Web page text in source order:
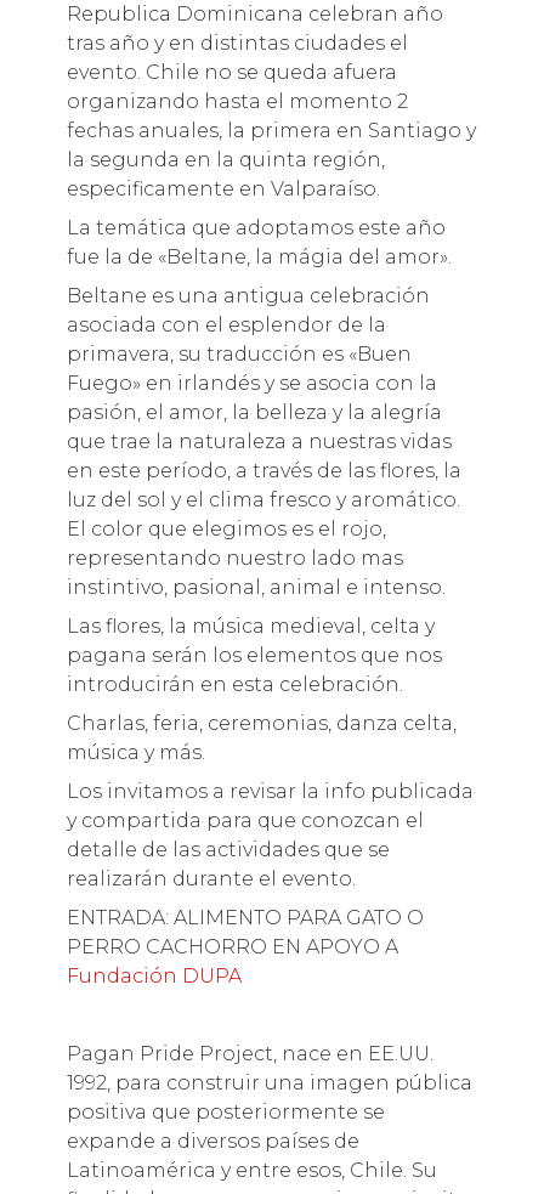
Republica Dominicana celebran año
tras año y en distintas ciudades el
evento. Chile no se queda afuera
organizando hasta el momento 2
fechas anuales, la primera en Santiago y
la segunda en la quinta región,
especificamente en Valparaíso.
La temática que adoptamos este año
fue la de «Beltane, la mágia del amor».
Beltane es una antigua celebración
asociada con el esplendor de la
primavera, su traducción es «Buen
Fuego» en irlandés y se asocia con la
pasión, el amor, la belleza y la alegría
que trae la naturaleza a nuestras vidas
en este período, a través de las flores, la
luz del sol y el clima fresco y aromático.
El color que elegimos es el rojo,
representando nuestro lado mas
instintivo, pasional, animal e intenso.
Las flores, la música medieval, celta y
pagana serán los elementos que nos
introducirán en esta celebración.
Charlas, feria, ceremonias, danza celta,
música y más.
Los invitamos a revisar la info publicada
y compartida para que conozcan el
detalle de las actividades que se
realizarán durante el evento.
ENTRADA: ALIMENTO PARA GATO O
PERRO CACHORRO EN APOYO A
Fundación DUPA
Pagan Pride Project, nace en EE.UU.
1992, para construir una imagen pública
positiva que posteriormente se
expande a diversos países de
Latinoamérica y entre esos, Chile. Su